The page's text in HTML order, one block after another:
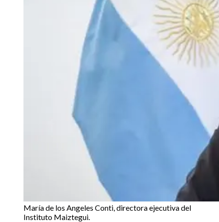
María de los Angeles Conti, directora ejecutiva del
Instituto Maiztegui.